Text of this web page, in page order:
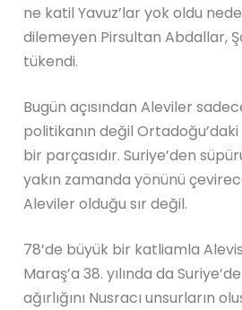
ne katil Yavuz’lar yok oldu
dilemeyen Pirsultan Abdallar,
tükendi.
Bugün açısından Aleviler
politikanın değil
bir parçasıdır. Suriye’den
yakın zamanda yönünü
Aleviler olduğu sır değil.
78’de büyük bir katliamla
Maraş’a 38. yılında da
ağırlığını Nusracı unsurların